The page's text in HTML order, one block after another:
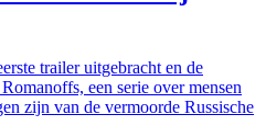
trailer uitgebracht en de
een serie over mensen
zijn van de vermoorde Russische